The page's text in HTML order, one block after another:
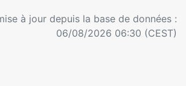
à jour depuis la base de données :
06/08/2026 06:30 (CEST)